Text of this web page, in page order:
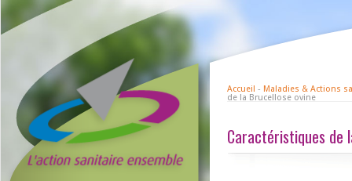
Accueil - Maladies & Actions
de la Brucellose ovine
Caractéristiques de